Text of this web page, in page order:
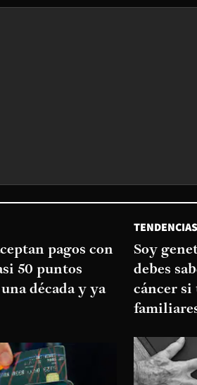
pagos con
50 puntos
década y ya
TENDENCIAS
Soy
debes
cáncer si